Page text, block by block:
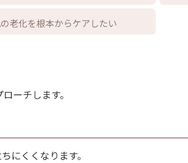
老化を根本からケアしたい
ーチします。
にくくなります。